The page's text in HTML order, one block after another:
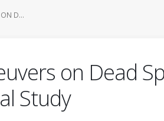
ON D...
on Dead
Study